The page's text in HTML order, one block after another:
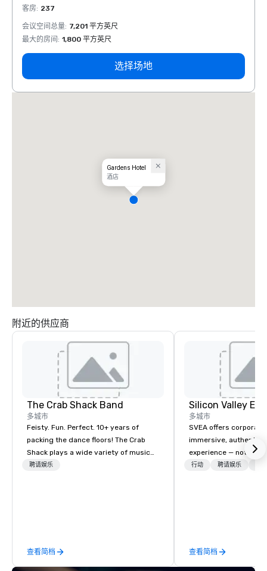
客房: 237
会议空间总量: 7,201 平方英尺
最大的房间 : 1,800 平方英尺
选择场地
Gardens Hotel
酒店
附近的供应商
The Crab Shack Band
多城市
Feisty. Fun. Perfect. 10+ years of
packing the dance floors! The Crab
Shack plays a wide variety of music
with a set list of over 12 hours of
聘请娱乐
查看简档
多城市
SVEA offers
immersive, authentic
experience — not a
transformation. We
offsites. Whether
think like a Silicon
行动 聘请娱乐
查看简档